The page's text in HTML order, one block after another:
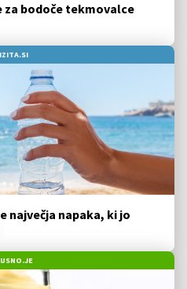
bodoče tekmovalce
največja napaka, ki jo